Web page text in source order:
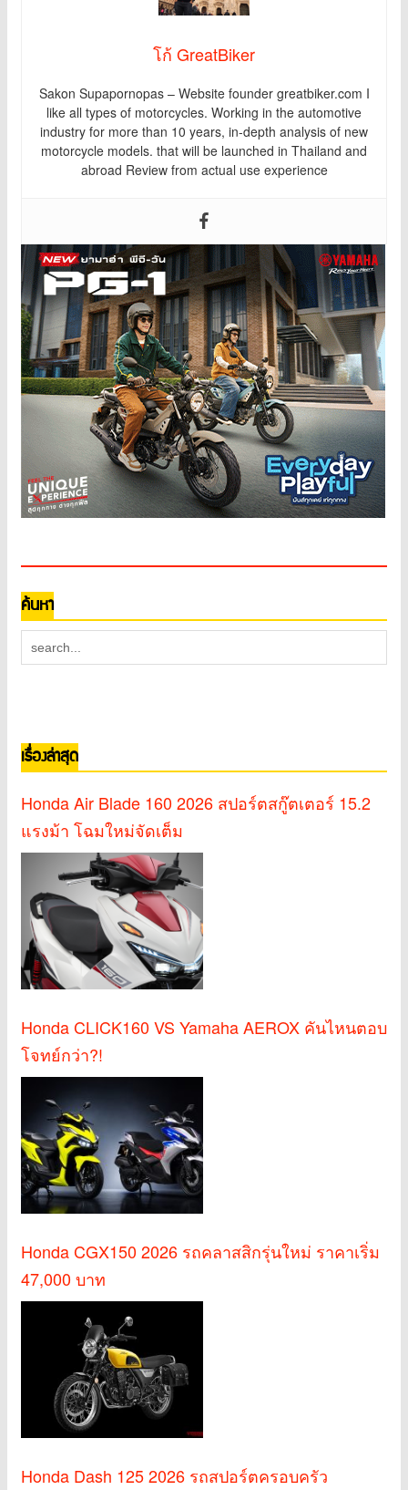
โก้ GreatBiker
Sakon Supapornopas – Website founder greatbiker.com I
like all types of motorcycles. Working in the automotive
industry for more than 10 years, in-depth analysis of new
motorcycle models. that will be launched in Thailand and
abroad Review from actual use experience
ค้นหา
เรื่องล่าสุด
Honda Air Blade 160 2026 สปอร์ตสกู๊ตเตอร์ 15.2
แรงม้า โฉมใหม่จัดเต็ม
Honda CLICK160 VS Yamaha AEROX คันไหนตอบ
โจทย์กว่า?!
Honda CGX150 2026 รถคลาสสิกรุ่นใหม่ ราคาเริ่ม
47,000 บาท
Honda Dash 125 2026 รถสปอร์ตครอบครัว